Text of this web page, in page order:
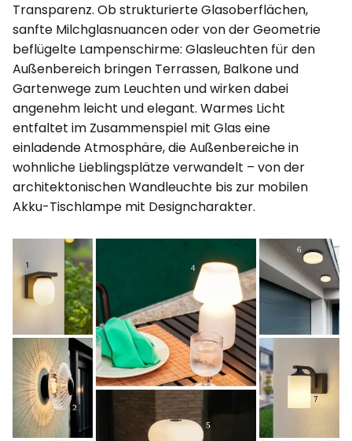
Transparenz. Ob strukturierte Glasoberflächen,
sanfte Milchglasnuancen oder von der Geometrie
beflügelte Lampenschirme: Glasleuchten für den
Außenbereich bringen Terrassen, Balkone und
Gartenwege zum Leuchten und wirken dabei
angenehm leicht und elegant. Warmes Licht
entfaltet im Zusammenspiel mit Glas eine
einladende Atmosphäre, die Außenbereiche in
wohnliche Lieblingsplätze verwandelt – von der
architektonischen Wandleuchte bis zur mobilen
Akku-Tischlampe mit Designcharakter.